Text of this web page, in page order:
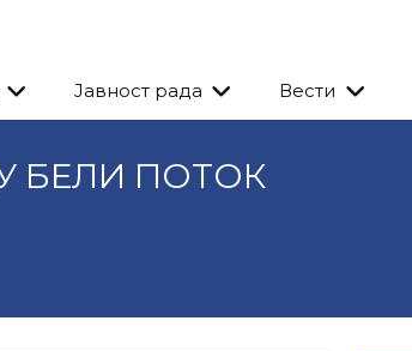
Јавност рада Вести
БЕЛИ ПОТОК